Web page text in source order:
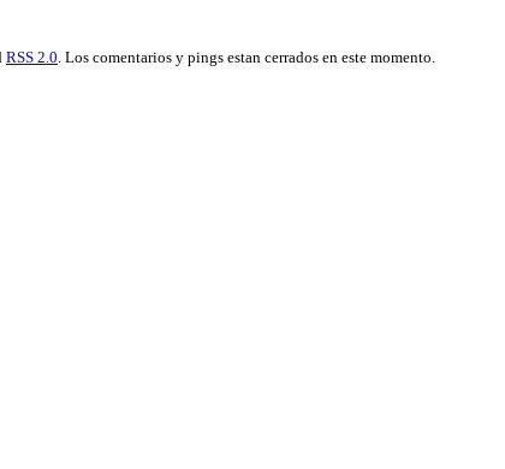
RSS 2.0 . Los comentarios y pings estan cerrados en este momento.